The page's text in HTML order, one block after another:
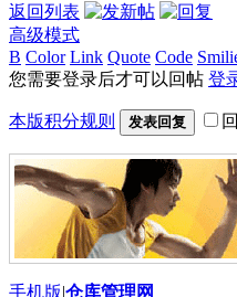
返回列表
高级模式
B Color Link Quote Code
您需要登录后才可以回帖 登
本版积分规则 发表回复
手机版|仓库管理网